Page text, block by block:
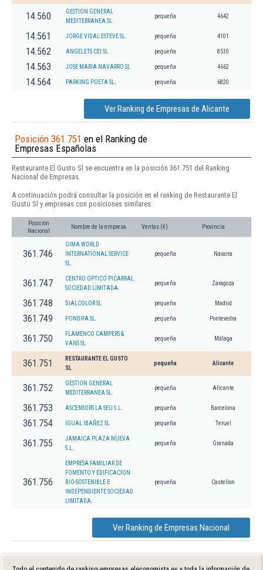
14.560
GESTION GENERAL
MEDITERRANEA SL.
pequeña 4642
14.561 JORGE VIDAL ESTEVE SL. pequeña 4101
14.562 ANGELETS CEI SL pequeña 8510
14.563 JOSE MARIA NAVARRO SL pequeña 4662
14.564 PARKING POETA SL. pequeña 6820
Ver Ranking de Empresas de Alicante
Posición 361.751 en el Ranking de
Empresas Españolas
Restaurante El Gusto Sl se encuentra en la posición 361.751 del Ranking
Nacional de Empresas.
A continuación podrá consultar la posición en el ranking de Restaurante El
Gusto Sl y empresas con posiciones similares:
Posición
Nacional
Nombre de la empresa Ventas (€) Provincia
361.746
GIMA WORLD
INTERNATIONAL SERVICE
SL.
pequeña Navarra
361.747
CENTRO OPTICO PICARRAL
SOCIEDAD LIMITADA.
pequeña Zaragoza
361.748 DIALCOLOR SL pequeña Madrid
361.749 PONDIFA SL. pequeña Pontevedra
361.750
FLAMENCO CAMPERS &
VANS SL
pequeña Málaga
361.751
RESTAURANTE EL GUSTO
SL
pequeña Alicante
361.752
GESTION GENERAL
MEDITERRANEA SL.
pequeña Alicante
361.753 ASCENSORS LA SEU S.L. pequeña Barcelona
361.754 IGUAL IBAÑEZ SL pequeña Teruel
361.755
JAMAICA PLAZA NUEVA
S.L.
pequeña Granada
361.756
EMPRESA FAMILIAR DE
FOMENTO Y EDIFICACION
BIO-SOSTENIBLE E
INDEPENDIENTE SOCIEDAD
LIMITADA.
pequeña Castellon
Ver Ranking de Empresas Nacional